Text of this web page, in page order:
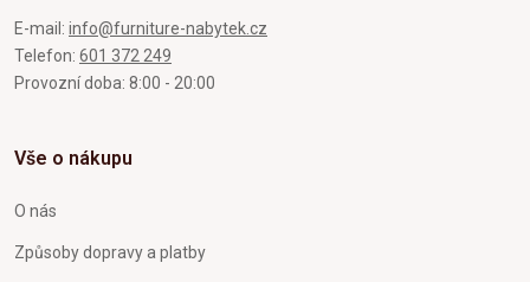
E-mail: info@furniture-nabytek.cz
Telefon: 601 372 249
Provozní doba: 8:00 - 20:00
Vše o nákupu
O nás
Způsoby dopravy a platby